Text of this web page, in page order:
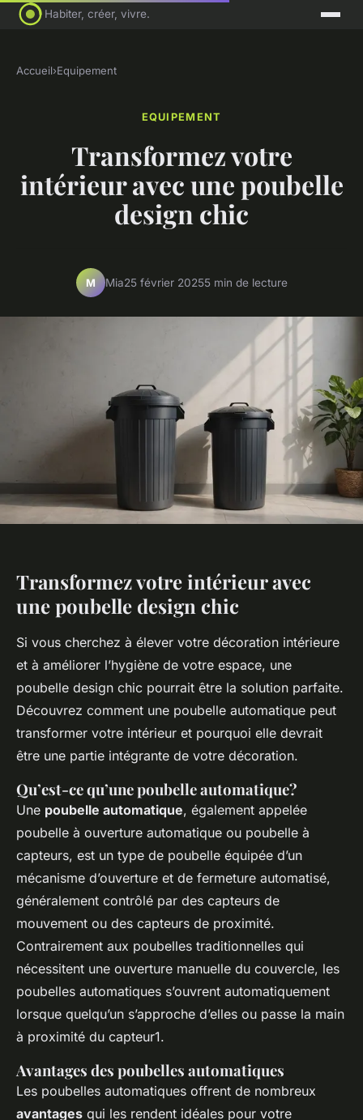
Habiter, créer, vivre.
Accueil›Equipement
EQUIPEMENT
Transformez votre
intérieur avec une poubelle
design chic
M Mia25 février 20255 min de lecture
Transformez votre intérieur avec
une poubelle design chic
Si vous cherchez à élever votre décoration intérieure
et à améliorer l’hygiène de votre espace, une
poubelle design chic pourrait être la solution parfaite.
Découvrez comment une poubelle automatique peut
transformer votre intérieur et pourquoi elle devrait
être une partie intégrante de votre décoration.
Qu’est-ce qu’une poubelle automatique?
Une poubelle automatique, également appelée
poubelle à ouverture automatique ou poubelle à
capteurs, est un type de poubelle équipée d’un
mécanisme d’ouverture et de fermeture automatisé,
généralement contrôlé par des capteurs de
mouvement ou des capteurs de proximité.
Contrairement aux poubelles traditionnelles qui
nécessitent une ouverture manuelle du couvercle, les
poubelles automatiques s’ouvrent automatiquement
lorsque quelqu’un s’approche d’elles ou passe la main
à proximité du capteur1.
Avantages des poubelles automatiques
Les poubelles automatiques offrent de nombreux
avantages qui les rendent idéales pour votre